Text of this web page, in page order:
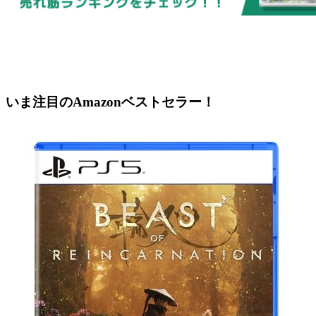
いま注目のAmazonベストセラー！